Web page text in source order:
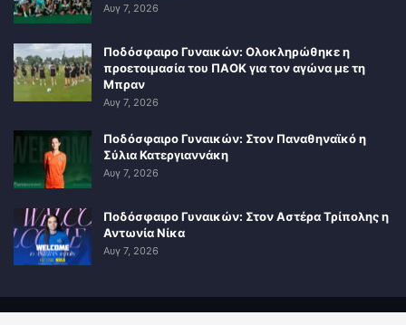
Αυγ 7, 2026
Ποδόσφαιρο Γυναικών: Ολοκληρώθηκε η
προετοιμασία του ΠΑΟΚ για τον αγώνα με τη
Μπραν
Αυγ 7, 2026
Ποδόσφαιρο Γυναικών: Στον Παναθηναϊκό η
Σύλια Κατεργιαννάκη
Αυγ 7, 2026
Ποδόσφαιρο Γυναικών: Στον Αστέρα Τρίπολης η
Αντωνία Νίκα
Αυγ 7, 2026